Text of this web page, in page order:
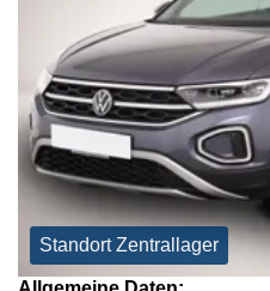
Standort Zentrallager